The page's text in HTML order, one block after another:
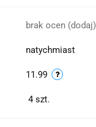
brak ocen (dodaj)
natychmiast
11.99
4 szt.